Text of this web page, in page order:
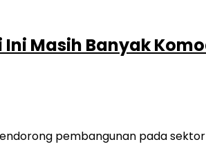
Masih Banyak
pembangunan pada